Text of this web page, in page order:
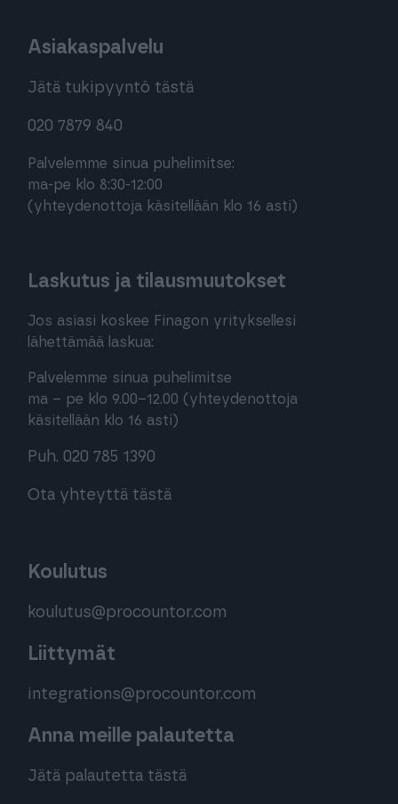
Asiakaspalvelu
Jätä tukipyyntö tästä
020 7879 840
Palvelemme sinua puhelimitse:
ma-pe klo 8:30-12:00
(yhteydenottoja käsitellään klo 16 asti)
Laskutus ja tilausmuutokset
Jos asiasi koskee Finagon yrityksellesi
lähettämää laskua:
Palvelemme sinua puhelimitse
ma – pe klo 9.00–12.00 (yhteydenottoja
käsitellään klo 16 asti)
Puh. 020 785 1390
Ota yhteyttä tästä
Koulutus
koulutus@procountor.com
Liittymät
integrations@procountor.com
Anna meille palautetta
Jätä palautetta tästä